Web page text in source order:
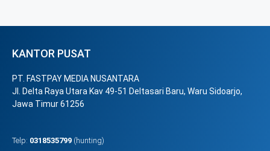
KANTOR PUSAT
PT. FASTPAY MEDIA NUSANTARA
Jl. Delta Raya Utara Kav 49-51 Deltasari Baru, Waru Sidoarjo,
Jawa Timur 61256
Telp: 0318535799 (hunting)